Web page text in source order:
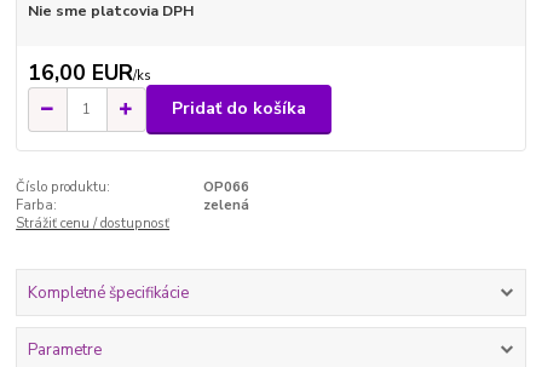
Nie sme platcovia DPH
16,00 EUR/ks
Pridať do košíka
Číslo produktu:
OP066
Farba:
zelená
Strážiť cenu / dostupnosť
Kompletné špecifikácie
Parametre